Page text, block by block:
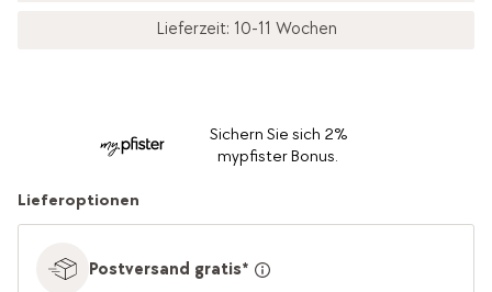
Lieferzeit: 10-11 Wochen
Sichern Sie sich 2%
mypfister Bonus.
Lieferoptionen
Postversand gratis*